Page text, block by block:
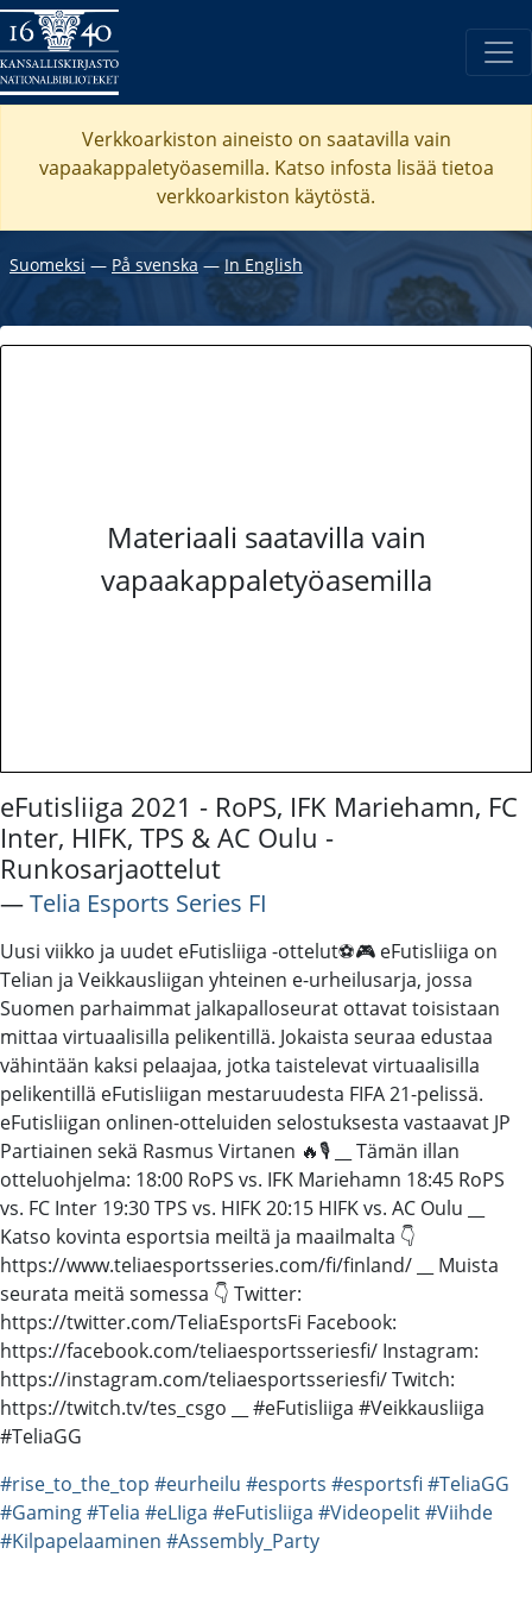
Verkkoarkiston aineisto on saatavilla vain
vapaakappaletyöasemilla. Katso infosta lisää tietoa
verkkoarkiston käytöstä.
Suomeksi ― På svenska ― In English
Materiaali saatavilla vain
vapaakappaletyöasemilla
eFutisliiga 2021 - RoPS, IFK Mariehamn, FC
Inter, HIFK, TPS & AC Oulu -
Runkosarjaottelut
―Telia Esports Series FI
Uusi viikko ja uudet eFutisliiga -ottelut⚽️🎮 eFutisliiga on
Telian ja Veikkausliigan yhteinen e-urheilusarja, jossa
Suomen parhaimmat jalkapalloseurat ottavat toisistaan
mittaa virtuaalisilla pelikentillä. Jokaista seuraa edustaa
vähintään kaksi pelaajaa, jotka taistelevat virtuaalisilla
pelikentillä eFutisliigan mestaruudesta FIFA 21-pelissä.
eFutisliigan onlinen-otteluiden selostuksesta vastaavat JP
Partiainen sekä Rasmus Virtanen 🔥🎙️ __ Tämän illan
otteluohjelma: 18:00 RoPS vs. IFK Mariehamn 18:45 RoPS
vs. FC Inter 19:30 TPS vs. HIFK 20:15 HIFK vs. AC Oulu __
Katso kovinta esportsia meiltä ja maailmalta 👇
https://www.teliaesportsseries.com/fi/finland/ __ Muista
seurata meitä somessa 👇 Twitter:
https://twitter.com/TeliaEsportsFi Facebook:
https://facebook.com/teliaesportsseriesfi/ Instagram:
https://instagram.com/teliaesportsseriesfi/ Twitch:
https://twitch.tv/tes_csgo __ #eFutisliiga #Veikkausliiga
#TeliaGG
#rise_to_the_top #eurheilu #esports #esportsfi #TeliaGG
#Gaming#Telia #eLIiga #eFutisliiga #Videopelit#Viihde
#Kilpapelaaminen #Assembly_Party